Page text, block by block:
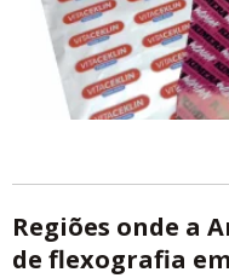
Regiões onde a
de flexografia